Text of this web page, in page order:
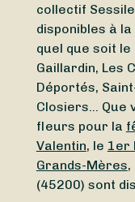
collectif
disponibles à
quel que soit
Gaillardin, Les
Déportés,
Closiers… Que
fleurs pour la
Valentin, le 1er
Grands-Mères,
(45200) sont